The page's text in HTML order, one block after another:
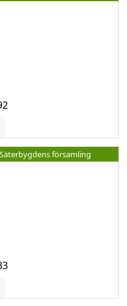
Säterbygdens församling